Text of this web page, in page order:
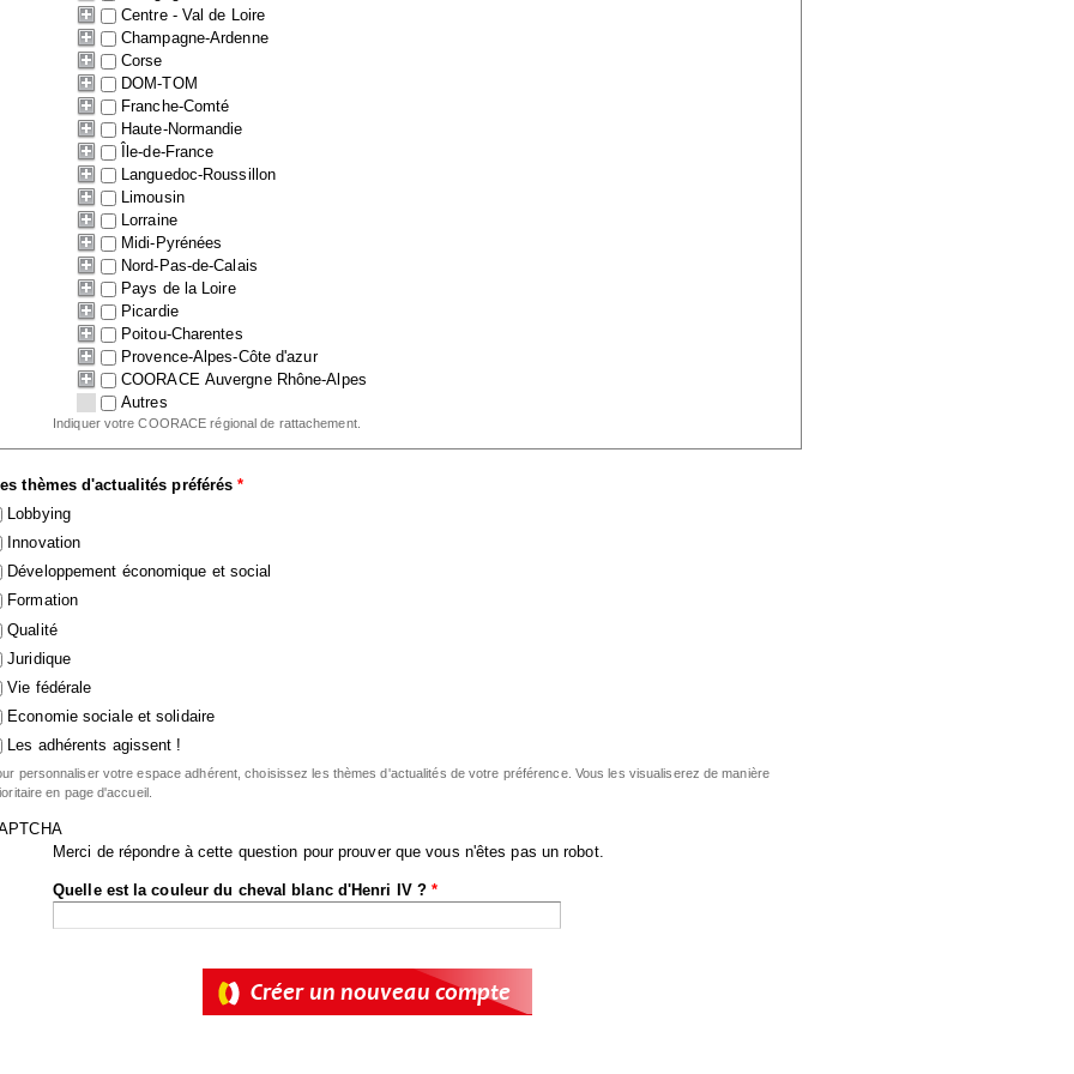
Centre - Val de Loire
Champagne-Ardenne
Corse
DOM-TOM
Franche-Comté
Haute-Normandie
Île-de-France
Languedoc-Roussillon
Limousin
Lorraine
Midi-Pyrénées
Nord-Pas-de-Calais
Pays de la Loire
Picardie
Poitou-Charentes
Provence-Alpes-Côte d'azur
COORACE Auvergne Rhône-Alpes
Autres
Indiquer votre COORACE régional de rattachement.
thèmes d'actualités préférés*
Lobbying
Innovation
Développement économique et social
Formation
Qualité
Juridique
Vie fédérale
Economie sociale et solidaire
Les adhérents agissent !
personnaliser votre espace adhérent, choisissez les thèmes d'actualités de votre préférence. Vous les visualiserez de manière
en page d'accueil.
Merci de répondre à cette question pour prouver que vous n'êtes pas un robot.
Quelle est la couleur du cheval blanc d'Henri IV ?*